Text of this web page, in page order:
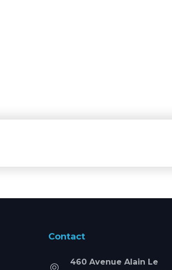
Contact
460 Avenue Alain Le